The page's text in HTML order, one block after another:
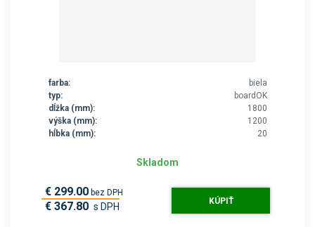
farba:
biela
typ:
boardOK
dĺžka (mm):
1800
výška (mm):
1200
hĺbka (mm):
20
Skladom
€ 299.00 bez DPH
€ 367.80 s DPH KÚPIŤ